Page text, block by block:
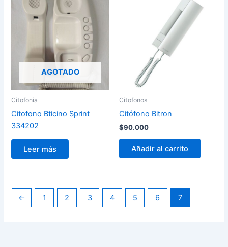
AGOTADO
Citofonia
Citofono Bticino Sprint
334202
Leer más
Citofonos
Citófono Bitron
$90.000
Añadir al carrito
← 1 2 3 4 5 6 7